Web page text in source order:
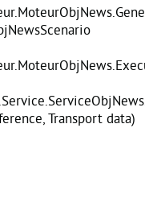
Transport data)